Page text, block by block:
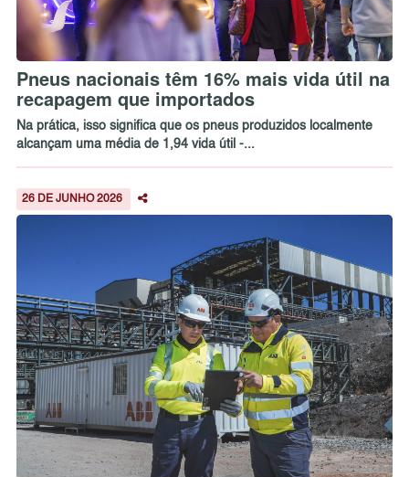
Pneus nacionais têm 16% mais vida útil na
recapagem que importados
Na prática, isso significa que os pneus produzidos localmente
alcançam uma média de 1,94 vida útil -...
26 DE JUNHO 2026